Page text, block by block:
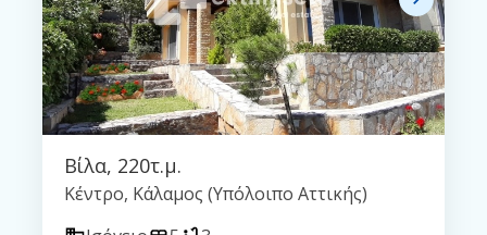
Βίλα, 220τ.μ.
Κέντρο, Κάλαμος (Υπόλοιπο Αττικής)